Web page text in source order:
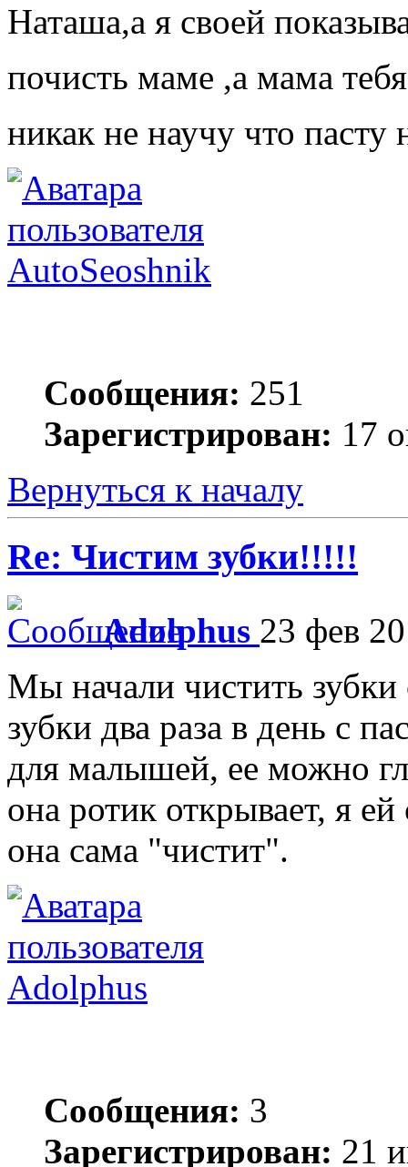
Наташа,а я своей
почисть маме ,а мама
никак не научу что пасту
AutoSeoshnik
Сообщения: 251
Зарегистрирован: 17
Вернуться к началу
Re: Чистим зубки!!!!!
Adolphus 23 фев
Мы начали чистить
зубки два раза в день с
для малышей, ее можно
она ротик открывает, я
она сама "чистит".
Adolphus
Сообщения: 3
Зарегистрирован: 21